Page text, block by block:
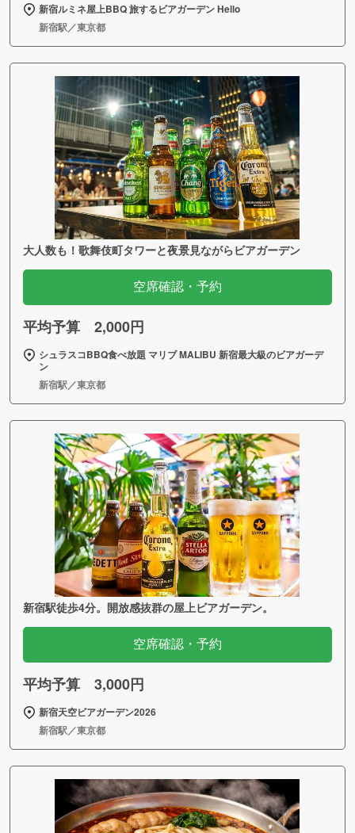
新宿ルミネ屋上BBQ 旅するビアガーデン Hello
新宿駅／東京都
大人数も！歌舞伎町タワーと夜景見ながらビアガーデン
空席確認・予約
平均予算 2,000円
シュラスコBBQ食べ放題 マリブ MALIBU 新宿最大級のビアガーデ
ン
新宿駅／東京都
新宿駅徒歩4分。開放感抜群の屋上ビアガーデン。
空席確認・予約
平均予算 3,000円
新宿天空ビアガーデン2026
新宿駅／東京都